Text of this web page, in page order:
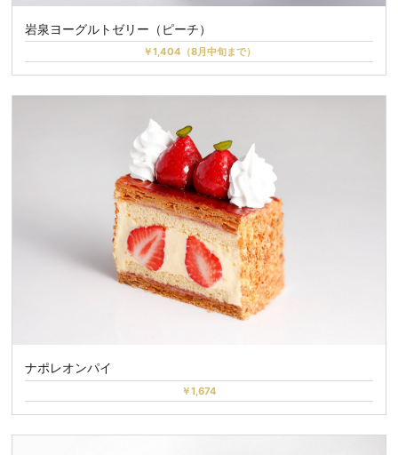
岩泉ヨーグルトゼリー（ピーチ）
￥1,404（8月中旬まで）
ナポレオンパイ
￥1,674